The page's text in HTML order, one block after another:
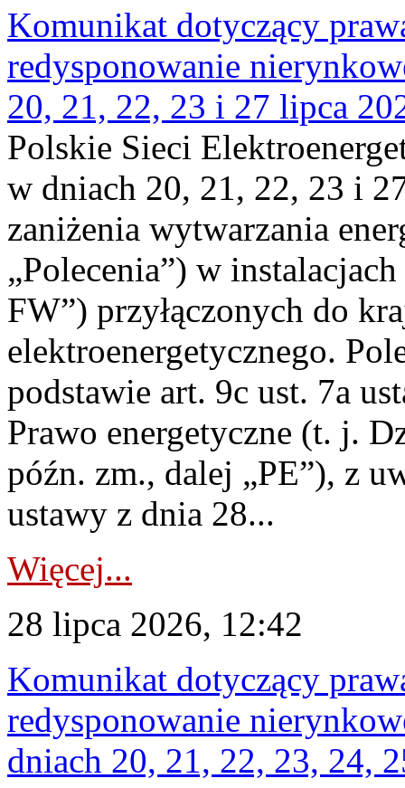
Komunikat dotyczący
redysponowanie
20, 21, 22, 23 i 27 lipca
Polskie Sieci
w dniach 20, 21, 22, 23 i
zaniżenia wytwarzania
„Polecenia”) w
FW”) przyłączonych do
elektroenergetycznego.
podstawie art. 9c ust. 7a
Prawo energetyczne (t. j.
późn. zm., dalej „PE”), z
ustawy z dnia 28...
Więcej...
28 lipca 2026, 12:42
Komunikat dotyczący
redysponowanie
dniach 20, 21, 22, 23, 24,